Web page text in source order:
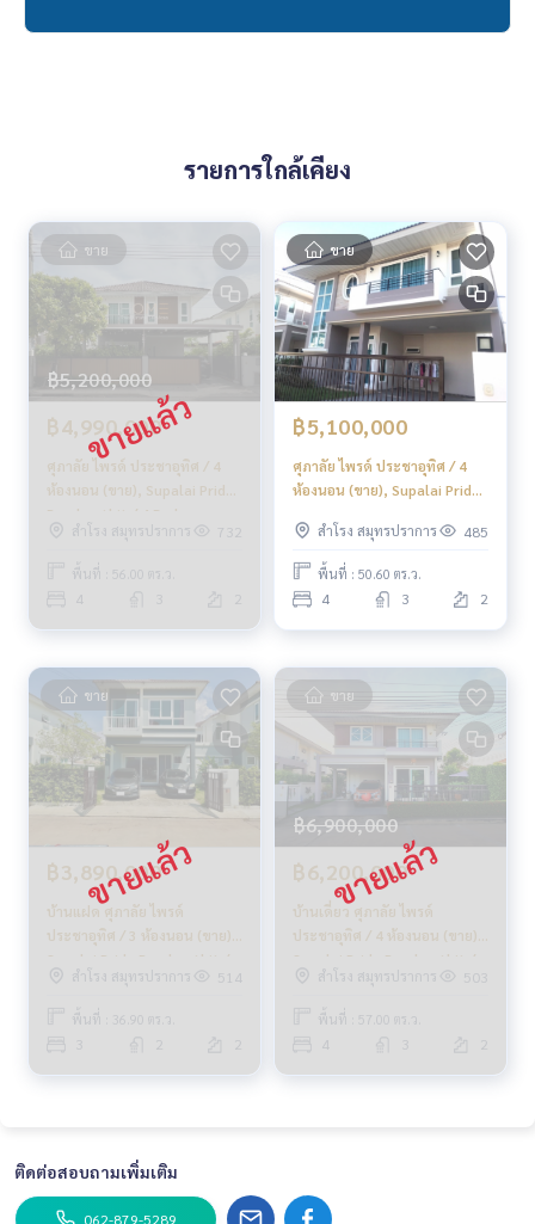
Facebook | IG | TikTok | YouTube
รายการใกล้เคียง
ขาย
฿5,200,000
฿4,990,000
ศุภาลัย ไพรด์ ประชาอุทิศ / 4
ห้องนอน (ขาย), Supalai Pride
Prachauthit / 4 Bedrooms
(SALE) PUP465
สำโรง สมุทรปราการ 732
พื้นที่ : 56.00 ตร.ว.
4
ขาย
฿5,100,000
ศุภาลัย ไพรด์ ประชาอุทิศ / 4
ห้องนอน (ขาย), Supalai Pride
(SALE) DAO198
สำโรง สมุทรปราการ 485
พื้นที่ : 50.60 ตร.ว.
4 3 2
ขาย
฿3,890,000
บ้านแฝด ศุภาลัย ไพรด์
ประชาอุทิศ / 3 ห้องนอน (ขาย),
Supalai Pride Prachauthit /
Semi-Detached House 3
Bedrooms (FOR SALE)
DAO284
สำโรง สมุทรปราการ 514
พื้นที่ : 36.90 ตร.ว.
ขาย
฿6,900,000
฿6,200,000
บ้านเดี่ยว ศุภาลัย ไพรด์
ประชาอุทิศ / 4 ห้องนอน (ขาย),
Supalai Pride Prachauthit /
Detached House 4
Bedrooms (FOR SALE)
DAO321
สำโรง สมุทรปราการ 503
พื้นที่ : 57.00 ตร.ว.
4
ติดต่อสอบถามเพิ่มเติม
062-879-5289